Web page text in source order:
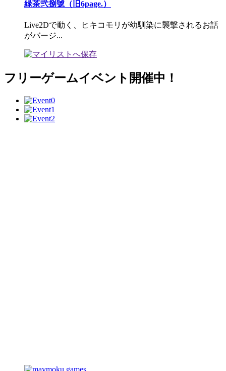
緑茶弐捌號（旧6page.）
Live2Dで動く、ヒキコモリが幼馴染に襲撃されるお話
がバージ...
フリーゲームイベント開催中！